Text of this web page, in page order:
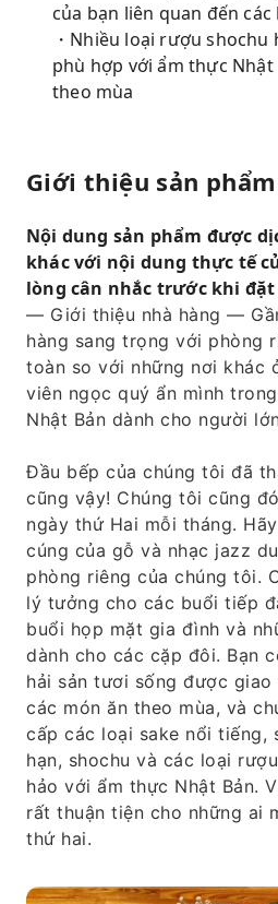
của bạn liên quan đến
・Nhiều loại rượu
phù hợp với ẩm thực
theo mùa
Giới thiệu sản phẩm
Nội dung sản phẩm được
khác với nội dung thực tế
lòng cân nhắc trước khi
— Giới thiệu nhà hàng —
hàng sang trọng với phòng
toàn so với những nơi khác
viên ngọc quý ẩn mình
Nhật Bản dành cho người
Đầu bếp của chúng tôi đã
cũng vậy! Chúng tôi cũng
ngày thứ Hai mỗi tháng.
cúng của gỗ và nhạc jazz
phòng riêng của chúng tôi.
lý tưởng cho các buổi tiếp
buổi họp mặt gia đình và
dành cho các cặp đôi. Bạn
hải sản tươi sống được
các món ăn theo mùa, và
cấp các loại sake nổi tiếng,
hạn, shochu và các loại
hảo với ẩm thực Nhật Bản.
rất thuận tiện cho những ai
thứ hai.